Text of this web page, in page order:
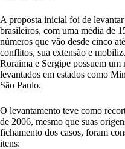
A proposta inicial foi de
brasileiros, com uma média de
números que vão desde cinco
conflitos, sua extensão e
Roraima e Sergipe possuem um
levantados em estados como
São Paulo.
O levantamento teve como
de 2006, mesmo que suas
fichamento dos casos, foram
itens: